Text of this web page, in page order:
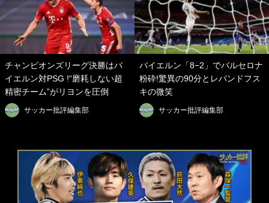
チャンピオンズリーグ決勝はバ
イエルン対PSG !“磨耗しない超
精密チーム”がリヨンを圧倒
サッカー批評編集部
バイエルン「8−2」でバルセロナ
粉砕!驚異の90分とレバンドフス
キの微笑
サッカー批評編集部